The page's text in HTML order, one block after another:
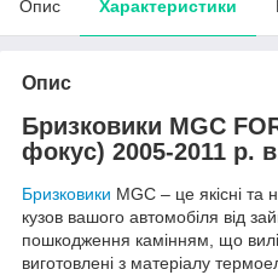
Опис Характеристики
Опис
Бризковики MGC
фокус) 2005-2011 р.
Бризковики MGC – це якісні та
кузов вашого автомобіля від
пошкодження камінням, що
виготовлені з матеріалу